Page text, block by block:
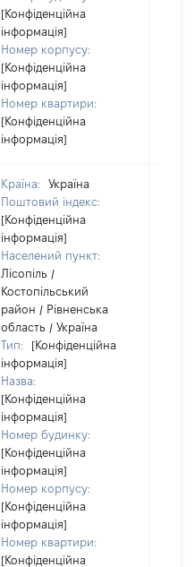
[Конфіденційна
інформація]
Номер корпусу:
[Конфіденційна
інформація]
Номер квартири:
[Конфіденційна
інформація]
Країна:
Україна
Поштовий індекс:
[Конфіденційна
інформація]
Населений пункт:
Лісопіль /
Костопільський
район / Рівненська
область / Україна
Тип:
[Конфіденційна
інформація]
Назва:
[Конфіденційна
інформація]
Номер будинку:
[Конфіденційна
інформація]
Номер корпусу:
[Конфіденційна
інформація]
Номер квартири:
[Конфіденційна